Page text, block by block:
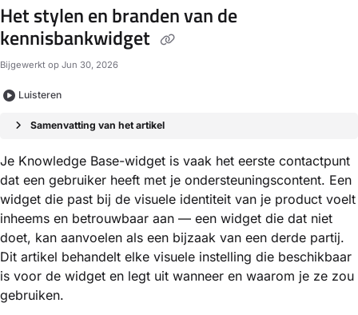
Het stylen en branden van de
kennisbankwidget
Bijgewerkt op Jun 30, 2026
Luisteren
Samenvatting van het artikel
Je Knowledge Base-widget is vaak het eerste contactpunt
dat een gebruiker heeft met je ondersteuningscontent. Een
widget die past bij de visuele identiteit van je product voelt
inheems en betrouwbaar aan — een widget die dat niet
doet, kan aanvoelen als een bijzaak van een derde partij.
Dit artikel behandelt elke visuele instelling die beschikbaar
is voor de widget en legt uit wanneer en waarom je ze zou
gebruiken.